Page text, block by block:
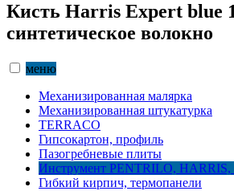
Кисть Harris Expert blue
синтетическое волокно
меню
Механизированная малярка
Механизированная штукатурка
TERRACO
Гипсокартон, профиль
Пазогребневые плиты
Инструмент PENTRILO, HARRIS,
Гибкий кирпич, термопанели